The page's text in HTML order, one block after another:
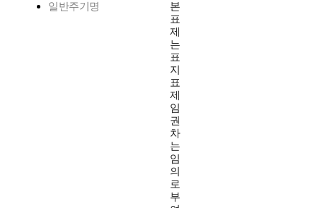
일반주기명
본
표
제
는
표
지
표
제
임
권
차
는
임
의
로
부